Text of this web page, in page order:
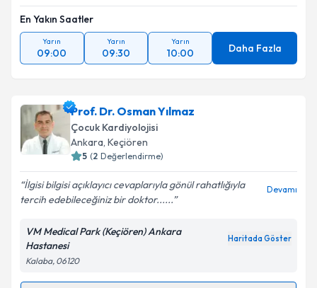
Kişisel verilerimin işlenmesine ilişkinAydınlatma
Metni
kapsamda işlenmesini kabul ediyorum.
En Yakın Saatler
Yarın
09:00
Yarın
09:30
Yarın
10:00 Daha Fazla
Prof. Dr. Osman Yılmaz
Çocuk Kardiyolojisi
Ankara, Keçiören
5 (2 Değerlendirme)
İlgisi bilgisi açıklayıcı cevaplarıyla gönül rahatlığıyla
tercih edebileceğiniz bir doktor......
Devamı
VM Medical Park (Keçiören) Ankara
Hastanesi
Haritada Göster
Kalaba, 06120